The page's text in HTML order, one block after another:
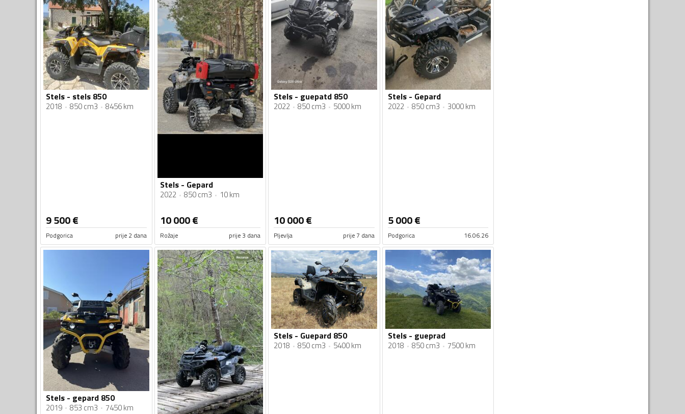
Stels - stels 850
2018 850 cm3 8456 km
9 500€
Podgorica prije 2 dana
Stels - Gepard
2022 850 cm3 10 km
10 000€
Rožaje prije 3 dana
Stels - guepatd 850
2022 850 cm3 5000 km
10 000€
Pljevlja prije 7 dana
Stels - Gepard
2022 850 cm3 3000 km
5 000€
Podgorica 16.06.26
Stels - gepard 850
2019 853 cm3 7450 km
Stels - Guepard 850
2018 850 cm3 5400 km
Stels - gueprad
2018 850 cm3 7500 km